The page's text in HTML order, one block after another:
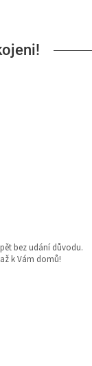
bez udání důvodu.
k Vám domů!